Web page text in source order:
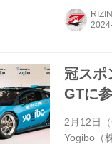
も販売が
禁！ここ
RIZIN
冠スポ
GTに
2月12日
Yogibo（